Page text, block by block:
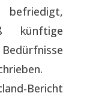
befriedigt,
künftige
Bericht